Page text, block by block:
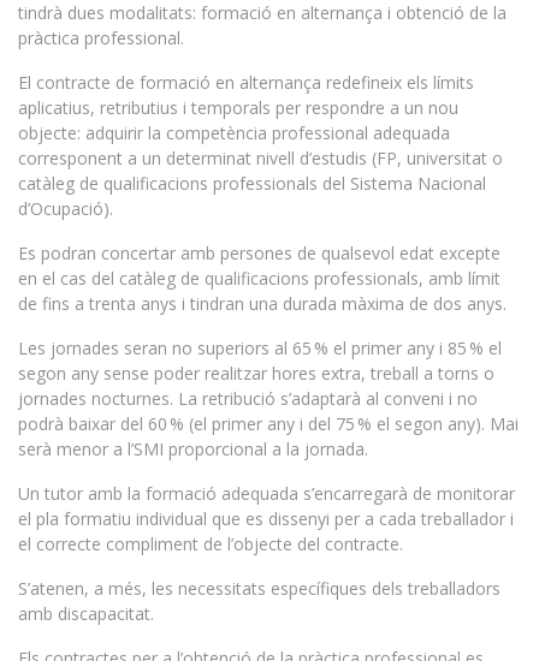
tindrà dues modalitats: formació en alternança i obtenció de la
pràctica professional.
El contracte de formació en alternança redefineix els límits
aplicatius, retributius i temporals per respondre a un nou
objecte: adquirir la competència professional adequada
corresponent a un determinat nivell d’estudis (FP, universitat o
catàleg de qualificacions professionals del Sistema Nacional
d’Ocupació).
Es podran concertar amb persones de qualsevol edat excepte
en el cas del catàleg de qualificacions professionals, amb límit
de fins a trenta anys i tindran una durada màxima de dos anys.
Les jornades seran no superiors al 65 % el primer any i 85 % el
segon any sense poder realitzar hores extra, treball a torns o
jornades nocturnes. La retribució s’adaptarà al conveni i no
podrà baixar del 60 % (el primer any i del 75 % el segon any). Mai
serà menor a l’SMI proporcional a la jornada.
Un tutor amb la formació adequada s’encarregarà de monitorar
el pla formatiu individual que es dissenyi per a cada treballador i
el correcte compliment de l’objecte del contracte.
S’atenen, a més, les necessitats específiques dels treballadors
amb discapacitat.